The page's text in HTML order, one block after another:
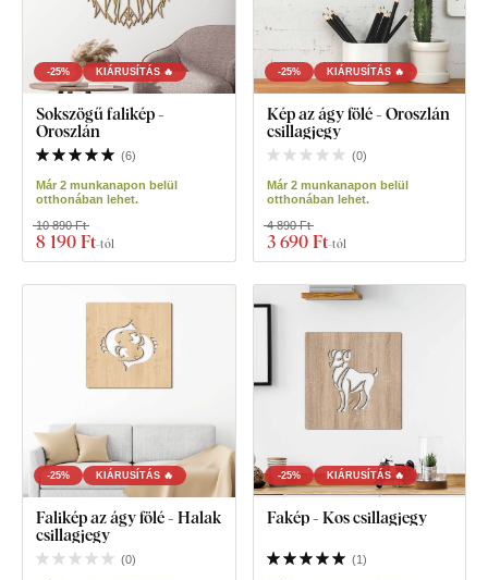
-25% KIÁRUSÍTÁS 🔥
Sokszögű falikép -
Oroszlán
(6)
Már 2 munkanapon belül
otthonában lehet.
8 190 Ft-tól
10 890 Ft
-25% KIÁRUSÍTÁS 🔥
Kép az ágy fölé - Oroszlán
csillagjegy
(0)
Már 2 munkanapon belül
otthonában lehet.
3 690 Ft-tól
4 890 Ft
-25% KIÁRUSÍTÁS 🔥
Falikép az ágy fölé - Halak
csillagjegy
(0)
-25% KIÁRUSÍTÁS 🔥
Fakép - Kos csillagjegy
(1)